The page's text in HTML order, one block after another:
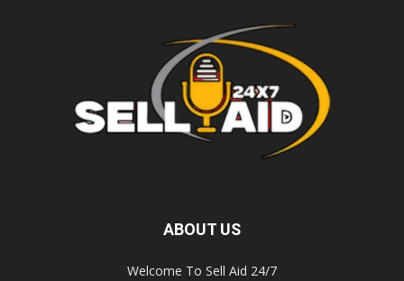
ABOUT US
Welcome To Sell Aid 24/7